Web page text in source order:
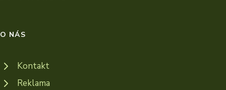
O NÁS
Kontakt
Reklama